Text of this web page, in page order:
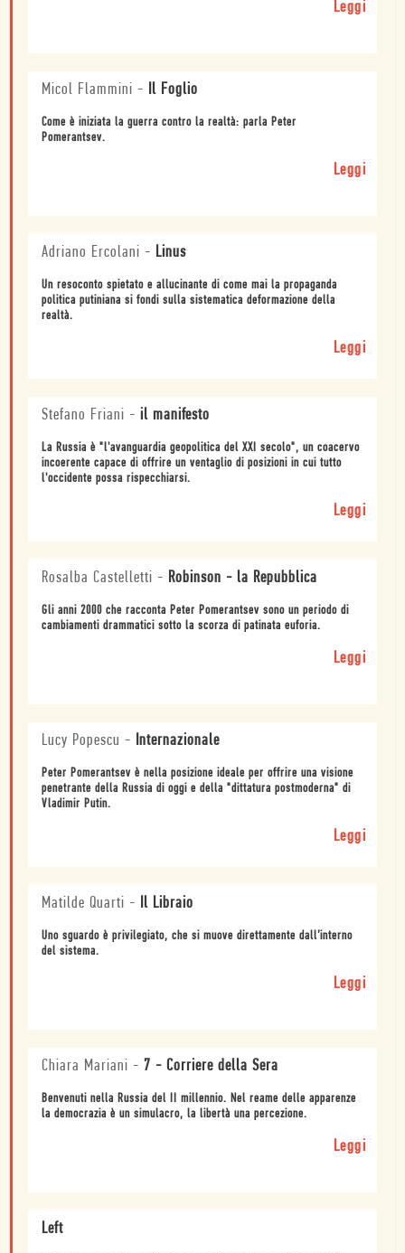
Leggi
Micol Flammini - Il Foglio
Come è iniziata la guerra contro la realtà: parla Peter
Pomerantsev.
Leggi
Adriano Ercolani - Linus
Un resoconto spietato e allucinante di come mai la propaganda
politica putiniana si fondi sulla sistematica deformazione della
realtà.
Leggi
Stefano Friani - il manifesto
La Russia è "l'avanguardia geopolitica del XXI secolo", un coacervo
incoerente capace di offrire un ventaglio di posizioni in cui tutto
l'occidente possa rispecchiarsi.
Leggi
Rosalba Castelletti - Robinson - la Repubblica
Gli anni 2000 che racconta Peter Pomerantsev sono un periodo di
cambiamenti drammatici sotto la scorza di patinata euforia.
Leggi
Lucy Popescu - Internazionale
Peter Pomerantsev è nella posizione ideale per offrire una visione
penetrante della Russia di oggi e della "dittatura postmoderna" di
Vladimir Putin.
Leggi
Matilde Quarti - Il Libraio
Uno sguardo è privilegiato, che si muove direttamente dall’interno
del sistema.
Leggi
Chiara Mariani - 7 - Corriere della Sera
Benvenuti nella Russia del II millennio. Nel reame delle apparenze
la democrazia è un simulacro, la libertà una percezione.
Leggi
Left